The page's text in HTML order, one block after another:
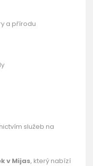
a přírodu
služeb na
v Mijas, který nabízí